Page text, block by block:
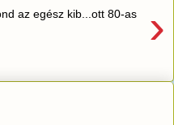
›
az egész kib...ott 80-as